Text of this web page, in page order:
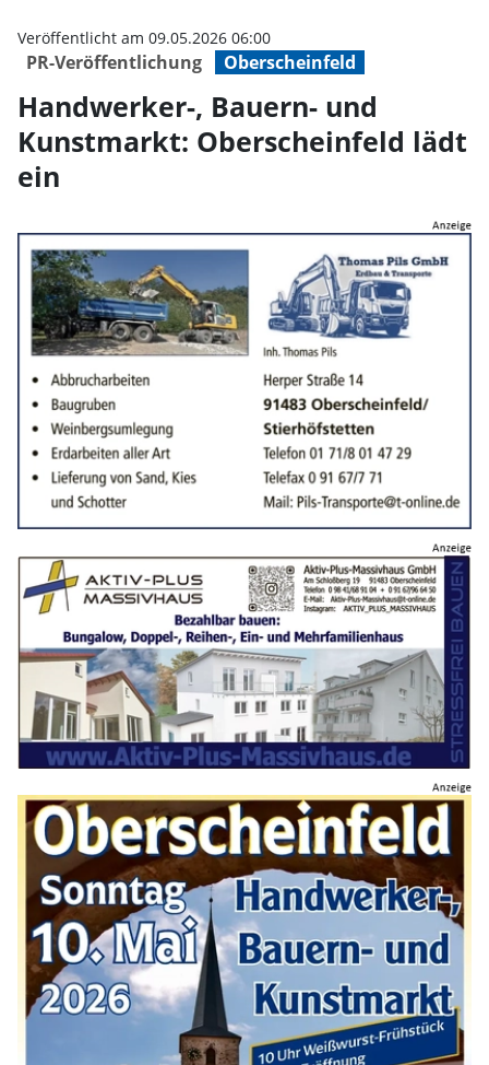
PR-Veröffentlichung Oberscheinfeld
Veröffentlicht am 09.05.2026 06:00
Handwerker-, Bauern- und
Kunstmarkt: Oberscheinfeld lädt
ein